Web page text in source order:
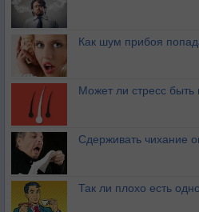
Как шум прибоя
Может ли стресс
Сдерживать чихание
Так ли плохо есть